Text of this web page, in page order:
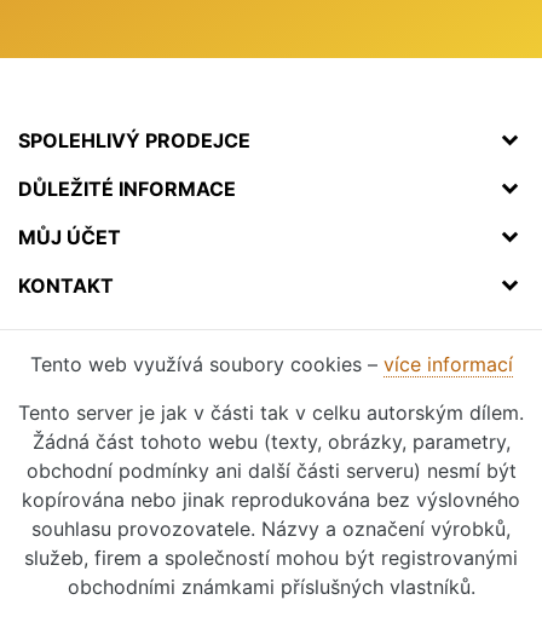
SPOLEHLIVÝ PRODEJCE
DŮLEŽITÉ INFORMACE
MŮJ ÚČET
KONTAKT
Tento web využívá soubory cookies – více informací
Tento server je jak v části tak v celku autorským dílem.
Žádná část tohoto webu (texty, obrázky, parametry,
obchodní podmínky ani další části serveru) nesmí být
kopírována nebo jinak reprodukována bez výslovného
souhlasu provozovatele. Názvy a označení výrobků,
služeb, firem a společností mohou být registrovanými
obchodními známkami příslušných vlastníků.